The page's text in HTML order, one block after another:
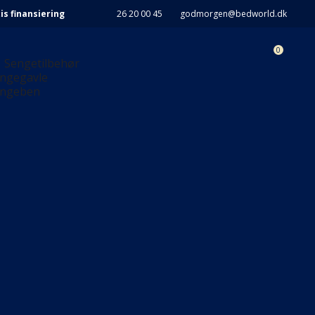
finansiering 26 20 00 45 godmorgen@bedworld.dk
Sengetilbehør
0